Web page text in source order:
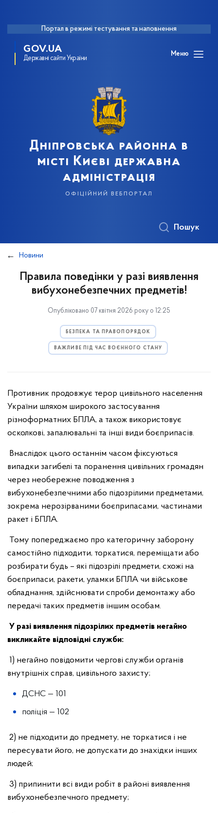
Портал в режимі тестування та наповнення
GOV.UA
Державні сайти України
Меню
Дніпровська районна в
місті Києві державна
адміністрація
офіційний вебпортал
Пошук
Новини
Правила поведінки у разі виявлення
вибухонебезпечних предметів!
Опубліковано 07 квітня 2026 року о 12:25
БЕЗПЕКА ТА ПРАВОПОРЯДОК
ВАЖЛИВЕ ПІД ЧАС ВОЄННОГО СТАНУ
Противник продовжує терор цивільного населення
України шляхом широкого застосування
різноформатних БПЛА, а також використовує
осколкові, запалювальні та інші види боєприпасів.
Внаслідок цього останнім часом фіксуються
випадки загибелі та поранення цивільних громадян
через необережне поводження з
вибухонебезпечними або підозрілими предметами,
зокрема нерозірваними боєприпасами, частинами
ракет і БПЛА.
Тому попереджаємо про категоричну заборону
самостійно підходити, торкатися, переміщати або
розбирати будь – які підозрілі предмети, схожі на
боєприпаси, ракети, уламки БПЛА чи військове
обладнання, здійснювати спроби демонтажу або
передачі таких предметів іншим особам.
У разі виявлення підозрілих предметів негайно
викликайте відповідні служби:
1) негайно повідомити чергові служби органів
внутрішніх справ, цивільного захисту;
ДСНС — 101
поліція — 102
2) не підходити до предмету, не торкатися і не
пересувати його, не допускати до знахідки інших
людей;
3) припинити всі види робіт в районі виявлення
вибухонебезпечного предмету;